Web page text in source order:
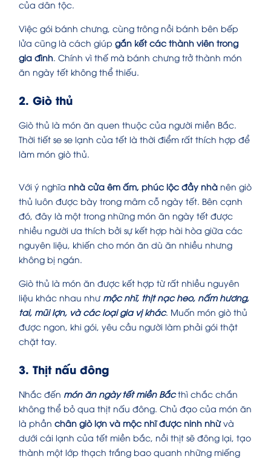
của dân tộc.
Việc gói bánh chưng, cùng trông nồi bánh bên bếp
lửa cũng là cách giúp gắn kết các thành viên trong
gia đình. Chính vì thế mà bánh chưng trở thành món
ăn ngày tết không thể thiếu.
2. Giò thủ
Giò thủ là món ăn quen thuộc của người miền Bắc.
Thời tiết se se lạnh của tết là thời điểm rất thích hợp để
làm món giò thủ.
Với ý nghĩa nhà cửa êm ấm, phúc lộc đầy nhà nên giò
thủ luôn được bày trong mâm cỗ ngày tết. Bên cạnh
đó, đây là một trong những món ăn ngày tết được
nhiều người ưa thích bởi sự kết hợp hài hòa giữa các
nguyên liệu, khiến cho món ăn dù ăn nhiều nhưng
không bị ngán.
Giò thủ là món ăn được kết hợp từ rất nhiều nguyên
liệu khác nhau như mộc nhĩ, thịt nạc heo, nấm hương,
tai, mũi lợn, và các loại gia vị khác. Muốn món giò thủ
được ngon, khi gói, yêu cầu người làm phải gói thật
chặt tay.
3. Thịt nấu đông
Nhắc đến món ăn ngày tết miền Bắcthì chắc chắn
không thể bỏ qua thịt nấu đông. Chủ đạo của món ăn
là phần chân giò lợn và mộc nhĩ được ninh nhừvà
dưới cái lạnh của tết miền bắc, nồi thịt sẽ đông lại, tạo
thành một lớp thạch trắng bao quanh những miếng